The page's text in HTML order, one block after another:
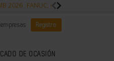
2026 FANUC, colaboración con
empresas Registro
DE OCASIÓN